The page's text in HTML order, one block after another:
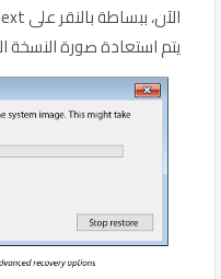
يتم استعادة صورة النسخة